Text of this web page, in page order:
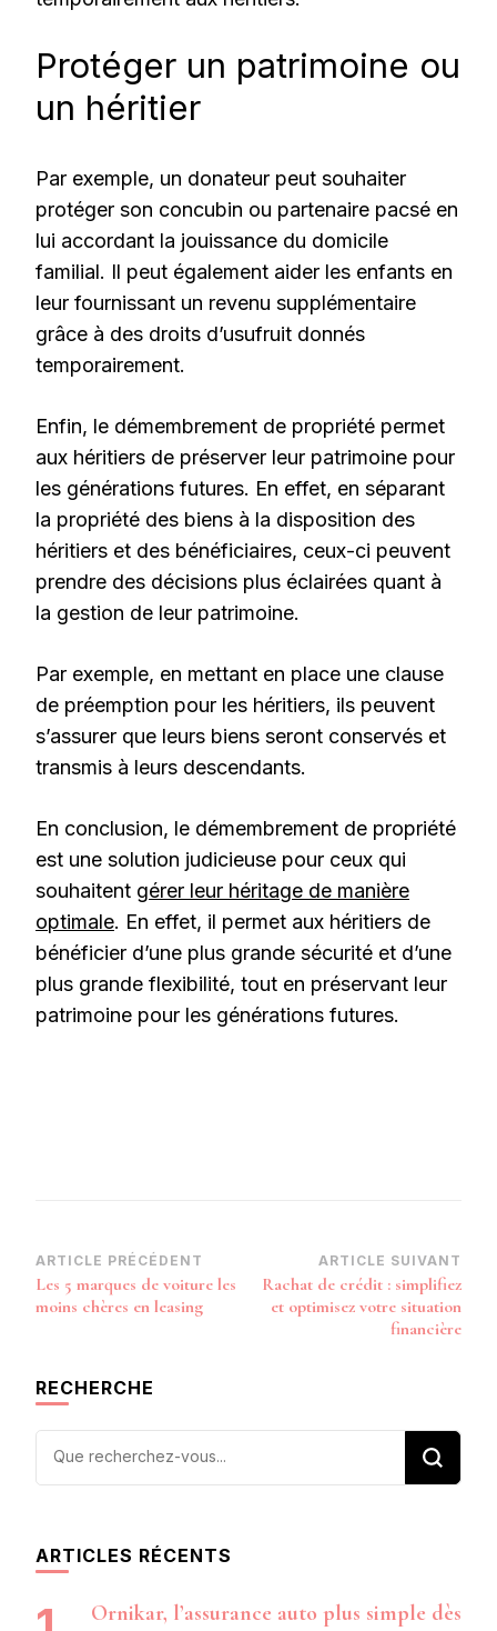
Protéger un patrimoine ou
un héritier
Par exemple, un donateur peut souhaiter
protéger son concubin ou partenaire pacsé en
lui accordant la jouissance du domicile
familial. Il peut également aider les enfants en
leur fournissant un revenu supplémentaire
grâce à des droits d’usufruit donnés
temporairement.
Enfin, le démembrement de propriété permet
aux héritiers de préserver leur patrimoine pour
les générations futures. En effet, en séparant
la propriété des biens à la disposition des
héritiers et des bénéficiaires, ceux-ci peuvent
prendre des décisions plus éclairées quant à
la gestion de leur patrimoine.
Par exemple, en mettant en place une clause
de préemption pour les héritiers, ils peuvent
s’assurer que leurs biens seront conservés et
transmis à leurs descendants.
En conclusion, le démembrement de propriété
est une solution judicieuse pour ceux qui
souhaitent gérer leur héritage de manière
optimale. En effet, il permet aux héritiers de
bénéficier d’une plus grande sécurité et d’une
plus grande flexibilité, tout en préservant leur
patrimoine pour les générations futures.
Navigation
d’article
ARTICLE PRÉCÉDENT
Les 5 marques de voiture les
moins chères en leasing
ARTICLE SUIVANT
Rachat de crédit : simplifiez
et optimisez votre situation
financière
RECHERCHE
Vous
ARTICLES RÉCENTS
Ornikar, l’assurance auto plus simple dès